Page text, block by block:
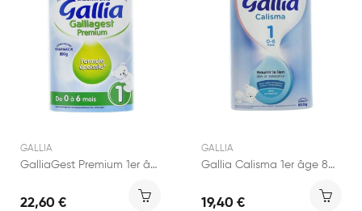
GALLIA
GalliaGest Premium 1er âge 800g
22,60 €
GALLIA
Gallia Calisma 1er âge 800g
19,40 €